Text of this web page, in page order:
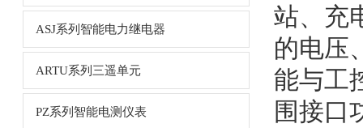
ASJ系列智能电力继电器
ARTU系列三遥单元
PZ系列智能电测仪表
站、充
的电压
能与工
围接口